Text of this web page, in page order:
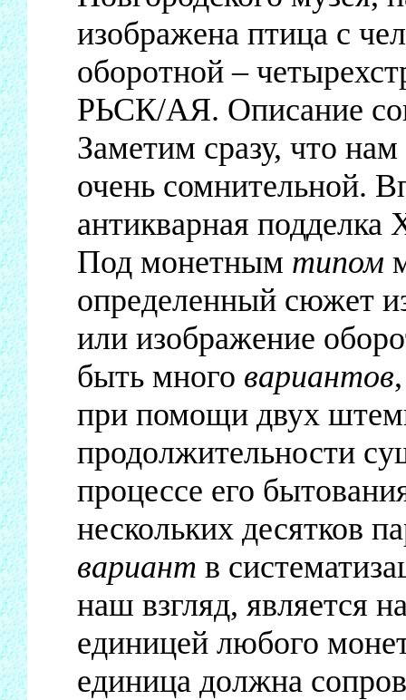
изображена птица с
оборотной –
РЬСК/АЯ. Описание
Заметим сразу, что нам
очень сомнительной.
антикварная подделка
Под монетным типом
определенный сюжет
или изображение
быть много вариантов
при помощи двух
продолжительности
процессе его
нескольких десятков
вариант в
наш взгляд, является
единицей любого
единица должна